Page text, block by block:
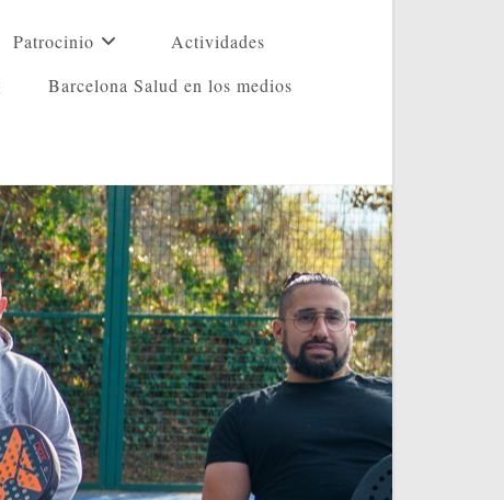
Patrocinio
Actividades
Barcelona Salud en los medios